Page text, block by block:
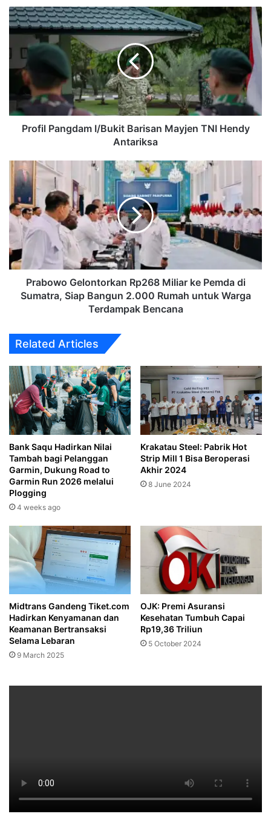
Profil
Pangdam
I/Bukit
Barisan
Mayjen
Hendy
Antariksa
Profil Pangdam I/Bukit Barisan Mayjen TNI Hendy
Antariksa
‎Prabowo
Gelontorkan
Rp268
Miliar
ke
Pemda
di
Sumatra,
Siap
Bangun
2.000
Warga
Terdampak
Bencana
‎Prabowo Gelontorkan Rp268 Miliar ke Pemda di
Sumatra, Siap Bangun 2.000 Rumah untuk Warga
Terdampak Bencana
Related Articles
Bank Saqu Hadirkan Nilai
Tambah bagi Pelanggan
Garmin, Dukung Road to
Garmin Run 2026 melalui
Plogging
4 weeks ago
Krakatau Steel: Pabrik Hot
Strip Mill 1 Bisa Beroperasi
Akhir 2024
8 June 2024
Midtrans Gandeng Tiket.com
Hadirkan Kenyamanan dan
Keamanan Bertransaksi
Selama Lebaran
9 March 2025
OJK: Premi Asuransi
Kesehatan Tumbuh Capai
Rp19,36 Triliun
5 October 2024